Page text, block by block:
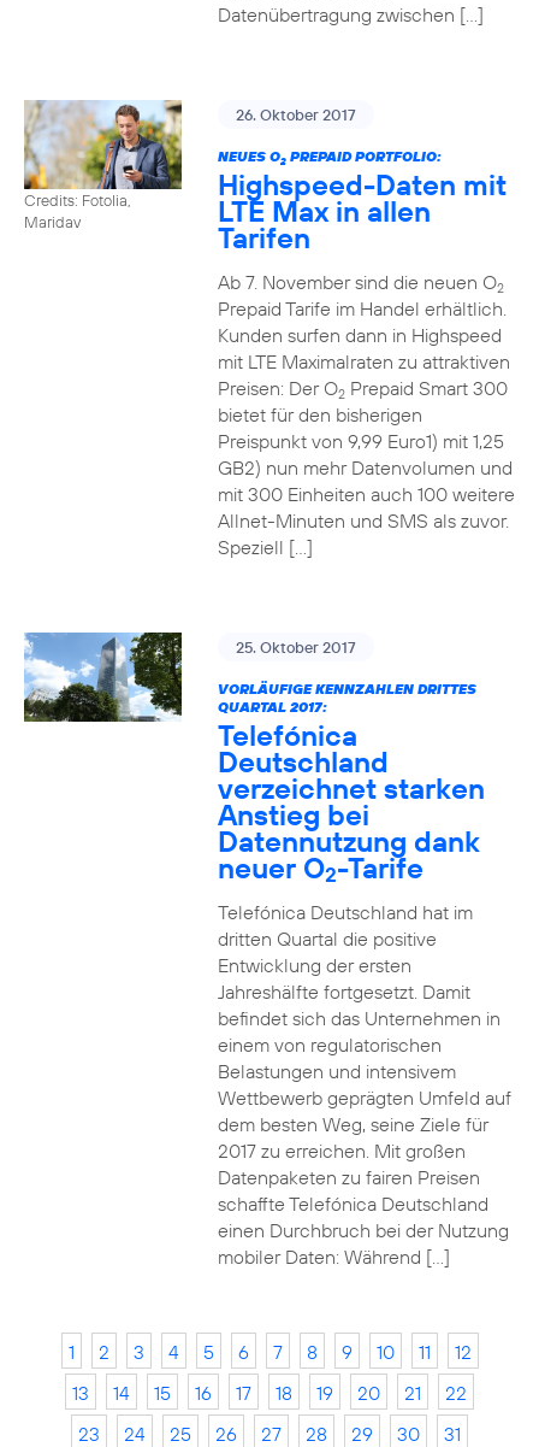
Datenübertragung zwischen […]
Credits: Fotolia,
Maridav
26. Oktober 2017
NEUES O2PREPAID PORTFOLIO:
Highspeed-Daten mit
LTE Max in allen
Tarifen
Ab 7. November sind die neuen O2
Prepaid Tarife im Handel erhältlich.
Kunden surfen dann in Highspeed
mit LTE Maximalraten zu attraktiven
Preisen: Der O2Prepaid Smart 300
bietet für den bisherigen
Preispunkt von 9,99 Euro1) mit 1,25
GB2) nun mehr Datenvolumen und
mit 300 Einheiten auch 100 weitere
Allnet-Minuten und SMS als zuvor.
Speziell […]
25. Oktober 2017
VORLÄUFIGE KENNZAHLEN DRITTES
QUARTAL 2017:
Telefónica
Deutschland
verzeichnet starken
Anstieg bei
Datennutzung dank
neuer O2-Tarife
Telefónica Deutschland hat im
dritten Quartal die positive
Entwicklung der ersten
Jahreshälfte fortgesetzt. Damit
befindet sich das Unternehmen in
einem von regulatorischen
Belastungen und intensivem
Wettbewerb geprägten Umfeld auf
dem besten Weg, seine Ziele für
2017 zu erreichen. Mit großen
Datenpaketen zu fairen Preisen
schaffte Telefónica Deutschland
einen Durchbruch bei der Nutzung
mobiler Daten: Während […]
1 2 3 4 5 6 7 8 9 10 11
12
13
14 15 16 17 18 19 20 21
22
23
24 25 26 27 28 29 30
31